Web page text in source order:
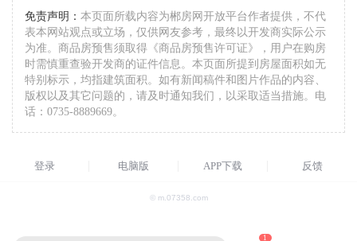
1
免责声明： 本页面所载内容为郴房网开放平台作者提供，不代
表本网站观点或立场，仅供网友参考，最终以开发商实际公示
为准。商品房预售须取得《商品房预售许可证》，用户在购房
时需慎重查验开发商的证件信息。本页面所提到房屋面积如无
特别标示，均指建筑面积。如有新闻稿件和图片作品的内容、
版权以及其它问题的，请及时通知我们，以采取适当措施。电
话：0735-8889669。
登录 电脑版 APP下载 反馈
© m.07358.com